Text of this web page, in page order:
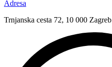
Adresa
Trnjanska cesta 72, 10 000 Zagreb